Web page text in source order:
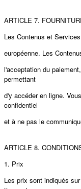
ARTICLE 7.
Les Contenus et
européenne. Les
l'acceptation du
permettant
d'y accéder en ligne.
confidentiel
et à ne pas le
ARTICLE 8.
1. Prix
Les prix sont indiqués